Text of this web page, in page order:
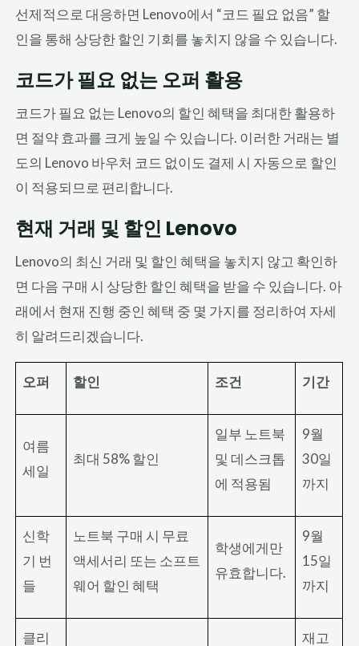
선제적으로 대응하면 Lenovo에서 “코드 필요 없음” 할
인을 통해 상당한 할인 기회를 놓치지 않을 수 있습니다.
코드가 필요 없는 오퍼 활용
코드가 필요 없는 Lenovo의 할인 혜택을 최대한 활용하
면 절약 효과를 크게 높일 수 있습니다. 이러한 거래는 별
도의 Lenovo 바우처 코드 없이도 결제 시 자동으로 할인
이 적용되므로 편리합니다.
현재 거래 및 할인 Lenovo
Lenovo의 최신 거래 및 할인 혜택을 놓치지 않고 확인하
면 다음 구매 시 상당한 할인 혜택을 받을 수 있습니다. 아
래에서 현재 진행 중인 혜택 중 몇 가지를 정리하여 자세
히 알려드리겠습니다.
오퍼 할인 조건 기간
여름
세일
최대 58% 할인
일부 노트북
및 데스크톱
에 적용됨
9월
30일
까지
신학
기 번
들
노트북 구매 시 무료
액세서리 또는 소프트
웨어 할인 혜택
학생에게만
유효합니다.
9월
15일
까지
클리
재고